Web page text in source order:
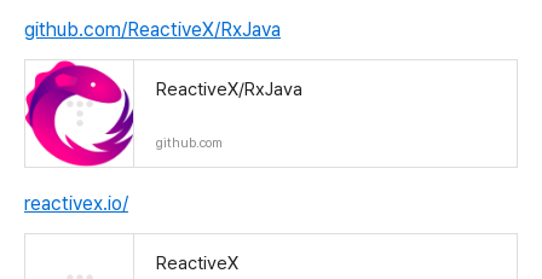
github.com/ReactiveX/RxJava
ReactiveX/RxJava
github.com
reactivex.io/
ReactiveX